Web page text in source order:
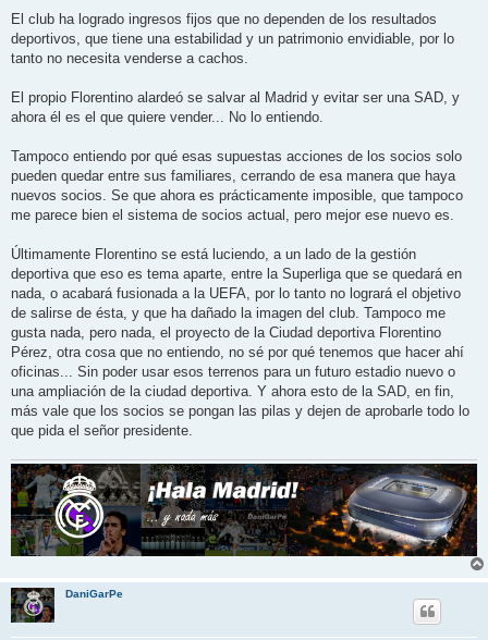
El club ha logrado ingresos fijos que no dependen de los resultados
deportivos, que tiene una estabilidad y un patrimonio envidiable, por lo
tanto no necesita venderse a cachos.
El propio Florentino alardeó se salvar al Madrid y evitar ser una SAD, y
ahora él es el que quiere vender... No lo entiendo.
Tampoco entiendo por qué esas supuestas acciones de los socios solo
pueden quedar entre sus familiares, cerrando de esa manera que haya
nuevos socios. Se que ahora es prácticamente imposible, que tampoco
me parece bien el sistema de socios actual, pero mejor ese nuevo es.
Últimamente Florentino se está luciendo, a un lado de la gestión
deportiva que eso es tema aparte, entre la Superliga que se quedará en
nada, o acabará fusionada a la UEFA, por lo tanto no logrará el objetivo
de salirse de ésta, y que ha dañado la imagen del club. Tampoco me
gusta nada, pero nada, el proyecto de la Ciudad deportiva Florentino
Pérez, otra cosa que no entiendo, no sé por qué tenemos que hacer ahí
oficinas... Sin poder usar esos terrenos para un futuro estadio nuevo o
una ampliación de la ciudad deportiva. Y ahora esto de la SAD, en fin,
más vale que los socios se pongan las pilas y dejen de aprobarle todo lo
que pida el señor presidente.
DaniGarPe